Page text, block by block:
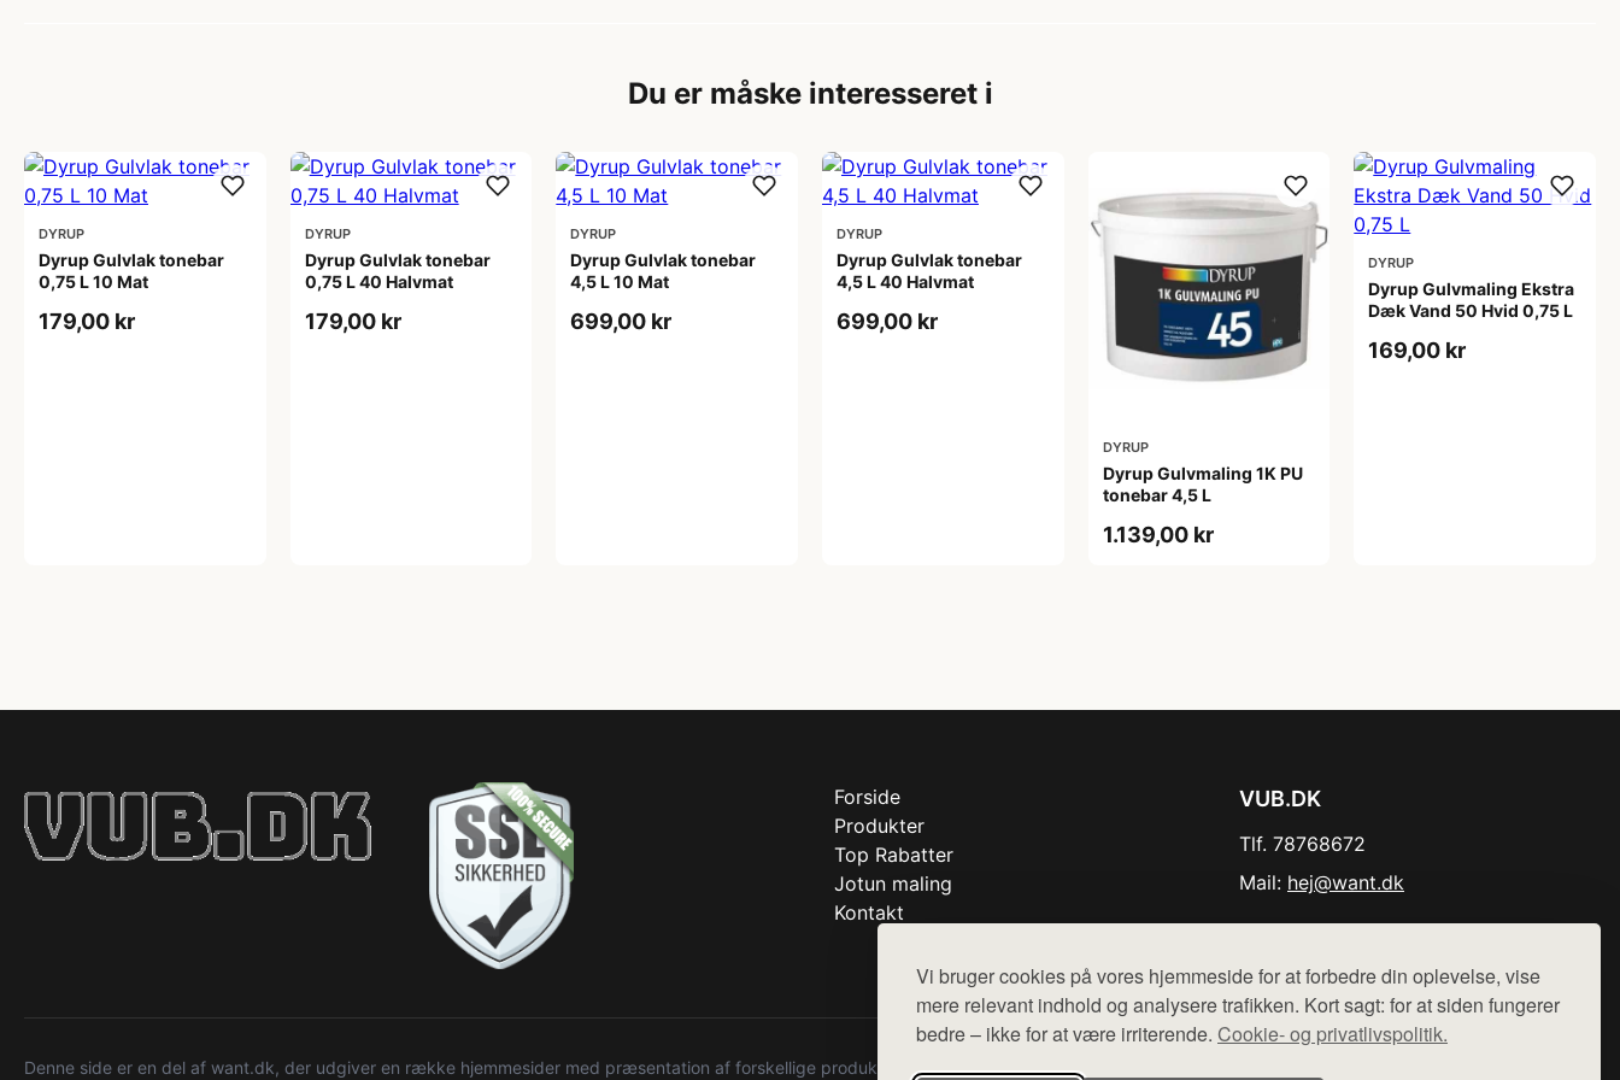
Vi bruger cookies på vores hjemmeside for at forbedre din oplevelse, vise
mere relevant indhold og analysere trafikken. Kort sagt: for at siden fungerer
bedre – ikke for at være irriterende. Cookie- og privatlivspolitik.
Du er måske interesseret i
DYRUP
Dyrup Gulvlak tonebar
0,75 L 10 Mat
179,00 kr
DYRUP
Dyrup Gulvlak tonebar
0,75 L 40 Halvmat
179,00 kr
DYRUP
Dyrup Gulvlak tonebar
4,5 L 10 Mat
699,00 kr
DYRUP
Dyrup Gulvlak tonebar
4,5 L 40 Halvmat
699,00 kr
DYRUP
Dyrup Gulvmaling 1K PU
tonebar 4,5 L
1.139,00 kr
DYRUP
Dyrup Gulvmaling Ekstra
Dæk Vand 50 Hvid 0,75 L
169,00 kr
Forside
Produkter
Top Rabatter
Jotun maling
Kontakt
VUB.DK
Tlf. 78768672
Mail: hej@want.dk
Denne side er en del af want.dk, der udgiver en række hjemmesider med præsentation af forskellige produkter fra diverse webshops. Der sælges ikke varer fra denne side - vi henviser til de shops,